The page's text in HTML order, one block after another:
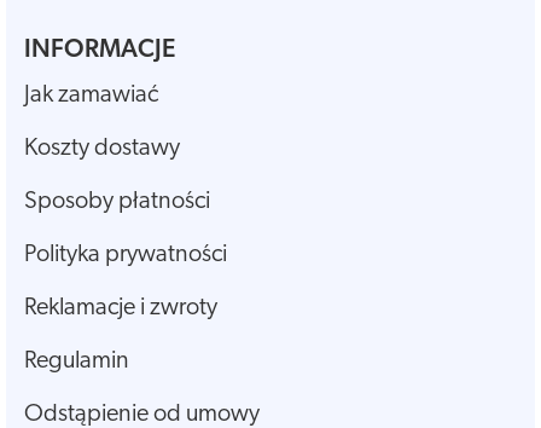
INFORMACJE
Jak zamawiać
Koszty dostawy
Sposoby płatności
Polityka prywatności
Reklamacje i zwroty
Regulamin
Odstąpienie od umowy